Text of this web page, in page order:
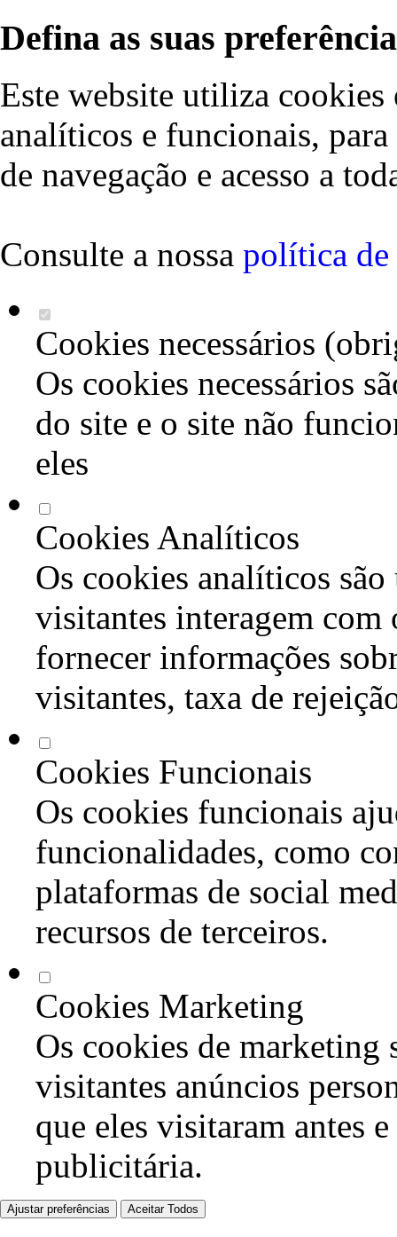
Defina as suas
Este website utiliza cookies
analíticos e funcionais,
de navegação e acesso a
Consulte a nossa política de
Cookies necessários
Os cookies necessários
do site e o site não
eles
Cookies Analíticos
Os cookies analíticos são
visitantes interagem com
fornecer informações
visitantes, taxa de
Cookies Funcionais
Os cookies funcionais
funcionalidades, como
plataformas de social
recursos de terceiros.
Cookies Marketing
Os cookies de marketing
visitantes anúncios
que eles visitaram antes
publicitária.
Ajustar preferências Aceitar Todos